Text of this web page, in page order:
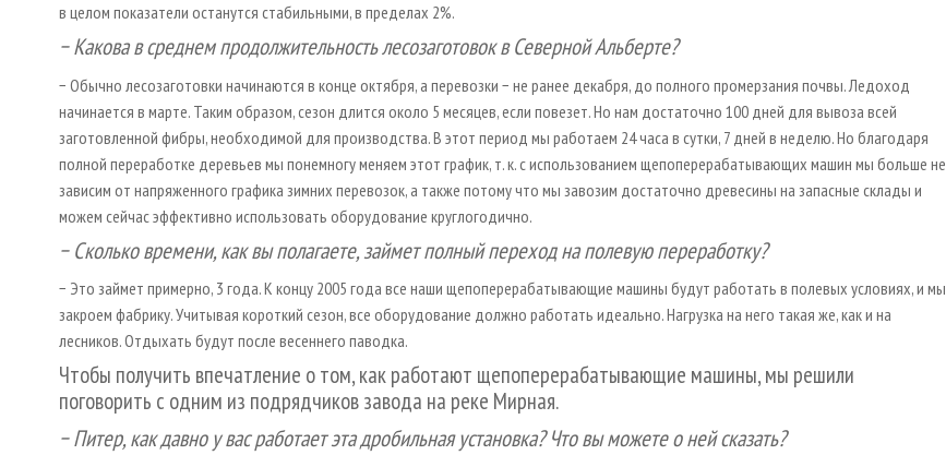
в целом показатели останутся стабильными, в пределах 2%.
− Какова в среднем продолжительность лесозаготовок в Северной Альберте?
− Обычно лесозаготовки начинаются в конце октября, а перевозки − не ранее декабря, до полного промерзания почвы. Ледоход
начинается в марте. Таким образом, сезон длится около 5 месяцев, если повезет. Но нам достаточно 100 дней для вывоза всей
заготовленной фибры, необходимой для производства. В этот период мы работаем 24 часа в сутки, 7 дней в неделю. Но благодаря
полной переработке деревьев мы понемногу меняем этот график, т. к. с использованием щепоперерабатывающих машин мы больше не
зависим от напряженного графика зимних перевозок, а также потому что мы завозим достаточно древесины на запасные склады и
можем сейчас эффективно использовать оборудование круглогодично.
− Сколько времени, как вы полагаете, займет полный переход на полевую переработку?
− Это займет примерно, 3 года. К концу 2005 года все наши щепоперерабатывающие машины будут работать в полевых условиях, и мы
закроем фабрику. Учитывая короткий сезон, все оборудование должно работать идеально. Нагрузка на него такая же, как и на
лесников. Отдыхать будут после весеннего паводка.
Чтобы получить впечатление о том, как работают щепоперерабатывающие машины, мы решили
поговорить с одним из подрядчиков завода на реке Мирная.
− Питер, как давно у вас работает эта дробильная установка? Что вы можете о ней сказать?